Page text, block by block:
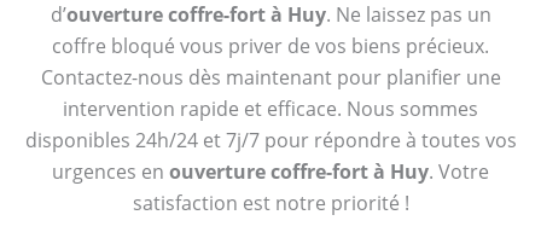
d’ouverture coffre-fort à Huy. Ne laissez pas un
coffre bloqué vous priver de vos biens précieux.
Contactez-nous dès maintenant pour planifier une
intervention rapide et efficace. Nous sommes
disponibles 24h/24 et 7j/7 pour répondre à toutes vos
urgences en ouverture coffre-fort à Huy. Votre
satisfaction est notre priorité !